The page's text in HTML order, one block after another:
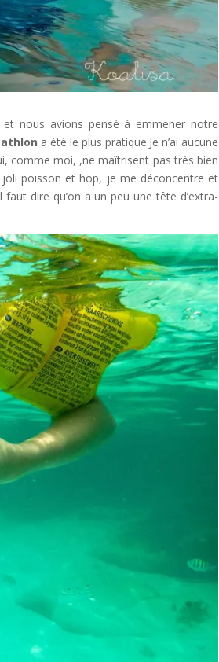
nous avions pensé à emmener notre
a été le plus pratique.Je n’ai aucune
comme moi, ,ne maîtrisent pas très bien
joli poisson et hop, je me déconcentre et
dire qu’on a un peu une tête d’extra-